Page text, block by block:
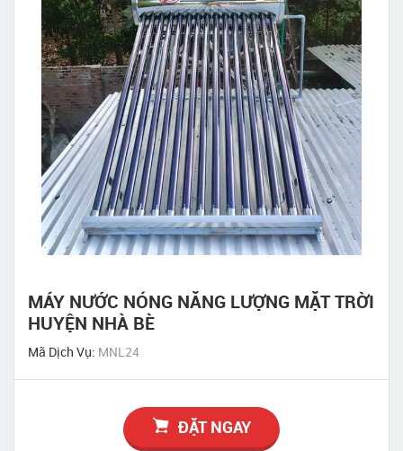
MÁY NƯỚC NÓNG NĂNG LƯỢNG MẶT TRỜI
HUYỆN NHÀ BÈ
Mã Dịch Vụ: MNL24
ĐẶT NGAY